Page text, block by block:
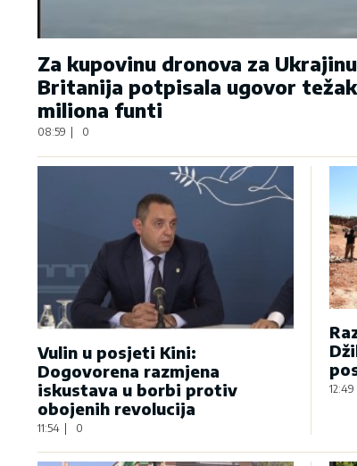
Za kupovinu dronova za
Britanija potpisala ugovor
miliona funti
08:59 | 0
Vulin u posjeti Kini:
Dogovorena razmjena
iskustava u borbi protiv
obojenih revolucija
11:54 0
12:49